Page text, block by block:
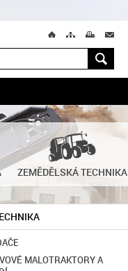
Ú M T M
H
ZEMĚDĚLSKÁ TECHNIKA
MALOTRAKTORY A